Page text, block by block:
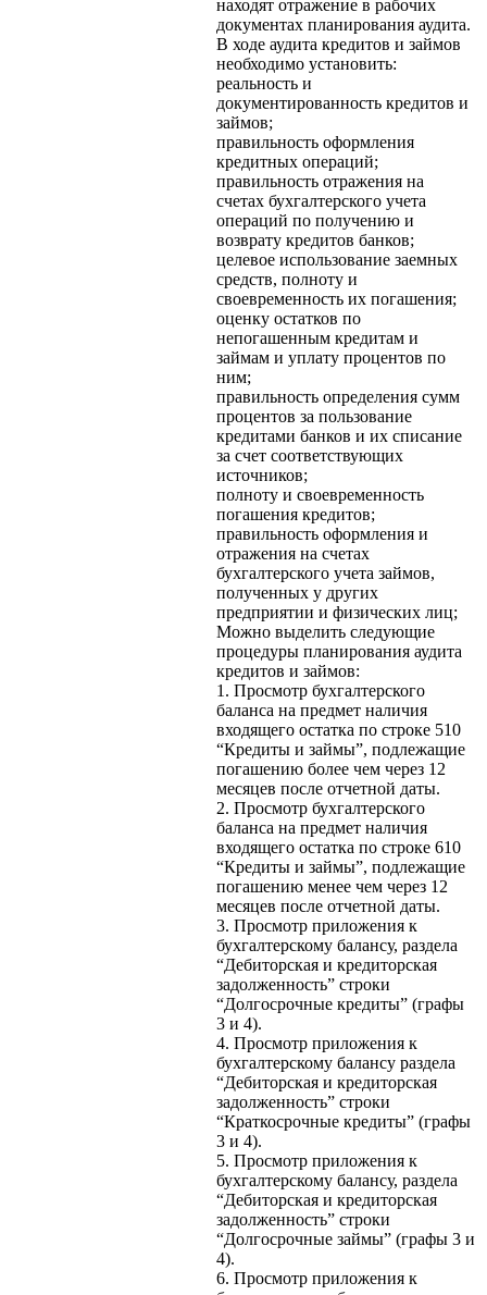
находят отражение в рабочих
документах планирования аудита.
В ходе аудита кредитов и займов
необходимо установить:
реальность и
документированность кредитов и
займов;
правильность оформления
кредитных операций;
правильность отражения на
счетах бухгалтерского учета
операций по получению и
возврату кредитов банков;
целевое использование заемных
средств, полноту и
своевременность их погашения;
оценку остатков по
непогашенным кредитам и
займам и уплату процентов по
ним;
правильность определения сумм
процентов за пользование
кредитами банков и их списание
за счет соответствующих
источников;
полноту и своевременность
погашения кредитов;
правильность оформления и
отражения на счетах
бухгалтерского учета займов,
полученных у других
предприятии и физических лиц;
Можно выделить следующие
процедуры планирования аудита
кредитов и займов:
1. Просмотр бухгалтерского
баланса на предмет наличия
входящего остатка по строке 510
“Кредиты и займы”, подлежащие
погашению более чем через 12
месяцев после отчетной даты.
2. Просмотр бухгалтерского
баланса на предмет наличия
входящего остатка по строке 610
“Кредиты и займы”, подлежащие
погашению менее чем через 12
месяцев после отчетной даты.
3. Просмотр приложения к
бухгалтерскому балансу, раздела
“Дебиторская и кредиторская
задолженность” строки
“Долгосрочные кредиты” (графы
3 и 4).
4. Просмотр приложения к
бухгалтерскому балансу раздела
“Дебиторская и кредиторская
задолженность” строки
“Краткосрочные кредиты” (графы
3 и 4).
5. Просмотр приложения к
бухгалтерскому балансу, раздела
“Дебиторская и кредиторская
задолженность” строки
“Долгосрочные займы” (графы 3 и
4).
6. Просмотр приложения к